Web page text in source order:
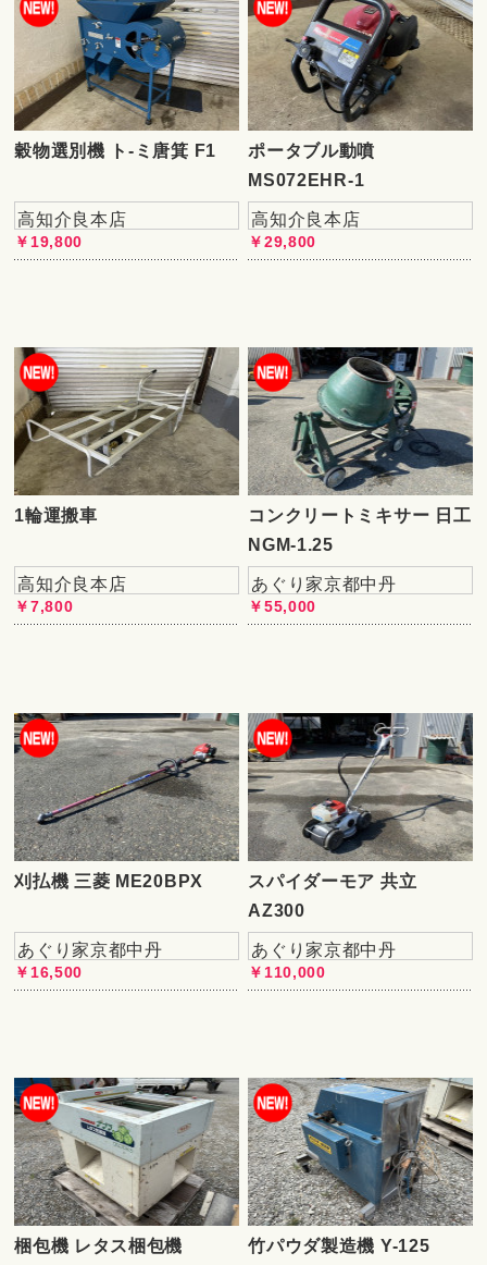
穀物選別機 ト-ミ唐箕 F1
高知介良本店
￥19,800
ポータブル動噴
MS072EHR-1
高知介良本店
￥29,800
1輪運搬車
高知介良本店
￥7,800
コンクリートミキサー 日工
NGM-1.25
あぐり家京都中丹
￥55,000
刈払機 三菱 ME20BPX
あぐり家京都中丹
￥16,500
スパイダーモア 共立
AZ300
あぐり家京都中丹
￥110,000
梱包機 レタス梱包機
竹パウダ製造機 Y-125